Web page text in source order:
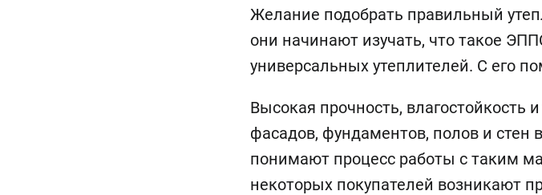
Желание подобрать правильный
они начинают изучать, что такое
универсальных утеплителей. С его
Высокая прочность, влагостойкость
фасадов, фундаментов, полов и стен
понимают процесс работы с таким
некоторых покупателей возникают